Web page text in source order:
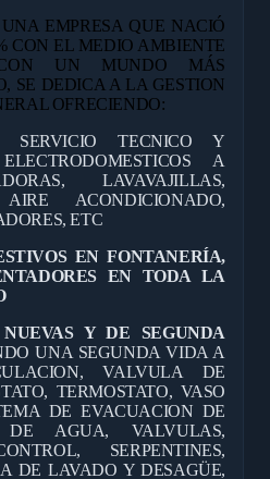
UNA EMPRESA QUE NACIÓ
CON EL MEDIO AMBIENTE
UN MUNDO MÁS
SE DEDICA A LA GESTION
OFRECIENDO:
SERVICIO TECNICO Y
A
LAVAVAJILLAS,
AIRE ACONDICIONADO,
ETC
EN FONTANERÍA,
EN TODA LA
Y DE SEGUNDA
UNA SEGUNDA VIDA A
VALVULA DE
TERMOSTATO, VASO
DE EVACUACION DE
DE AGUA, VALVULAS,
SERPENTINES,
DE LAVADO Y DESAGÜE,